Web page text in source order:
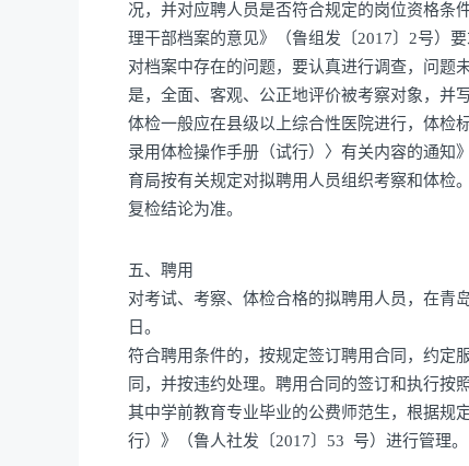
况，并对应聘人员是否符合规定的岗位资格条
理干部档案的意见》（鲁组发〔2017〕2号）
对档案中存在的问题，要认真进行调查，问题
是，全面、客观、公正地评价被考察对象，并
体检一般应在县级以上综合性医院进行，体检
录用体检操作手册（试行）〉有关内容的通知
育局按有关规定对拟聘用人员组织考察和体检
复检结论为准。
五、聘用
对考试、考察、体检合格的拟聘用人员，在青
日。
符合聘用条件的，按规定签订聘用合同，约定
同，并按违约处理。聘用合同的签订和执行按
其中学前教育专业毕业的公费师范生，根据规
行）》（鲁人社发〔2017〕53 号）进行管理。